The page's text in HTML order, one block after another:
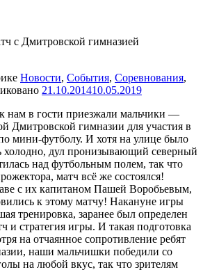
с Дмитровской гимназией
Новости, События, Соревнования,
21.10.201410.05.2019
к нам в гости приезжали мальчики —
Дмитровской гимназии для участия в
мини-футболу. И хотя на улице было
холодно, дул пронизывающий северный
над футбольным полем, так что
матч всё же состоялся!
с их капитаном Пашей Воробьевым,
к этому матчу! Накануне игры
тренировка, заранее был определен
и стратегия игры. И такая подготовка
на отчаянное сопротивление ребят
наши мальчишки победили со
на любой вкус, так что зрителям